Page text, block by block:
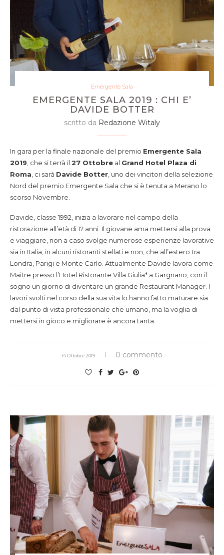
Emergente Sala
EMERGENTE SALA 2019 : CHI E’
DAVIDE BOTTER
scritto da Redazione Witaly
In gara per la finale nazionale del premio Emergente Sala
2019 , che si terrà il 27 Ottobre al Grand Hotel Plaza di
Roma , ci sarà Davide Botter , uno dei vincitori della selezione
Nord del premio Emergente Sala che si è tenuta a Merano lo
scorso Novembre.
Davide, classe 1992, inizia a lavorare nel campo della
ristorazione all’età di 17 anni. Il giovane ama mettersi alla prova
e viaggiare, non a caso svolge numerose esperienze lavorative
sia in Italia, in alcuni ristoranti stellati e non, che all’estero tra
Londra, Parigi e Monte Carlo. Attualmente Davide lavora come
Maitre presso l’Hotel Ristorante Villa Giulia* a Gargnano, con il
sogno un giorno di diventare un grande Restaurant Manager. I
lavori svolti nel corso della sua vita lo hanno fatto maturare sia
dal punto di vista professionale che umano, ma la voglia di
mettersi in gioco e migliorare è ancora tanta.
14 Ottobre 2019 0 commento